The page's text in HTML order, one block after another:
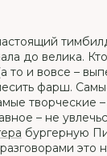
до велика.
то и вовсе –
фарш.
творческие
– не
бургерную
это